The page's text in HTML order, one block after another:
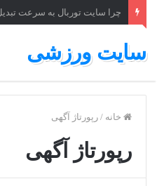
چرا سایت توربال به ‌سرعت
سایت ورزشی
خانه / رپورتاژ آگهی
رپورتاژ آگهی